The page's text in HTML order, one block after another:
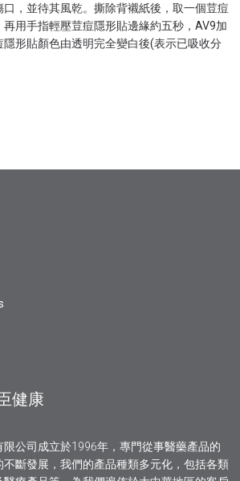
，並待其風乾。撕除背襯紙後，取一個荳痘
用手指輕壓荳痘隱形貼邊緣約五秒，AV9加
形貼顏色由透明完全變白後(表示已吸收分
健康
公司成立於1996年，專門從事醫藥產品的
斷發展，我們的產品種類多元化，包括各類